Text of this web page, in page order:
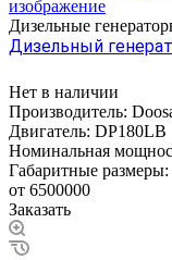
Дизельные
Дизельный
Нет в наличии
Производитель:
Двигатель: DP180LB
Номинальная
Габаритные размеры:
от 6500000
Заказать